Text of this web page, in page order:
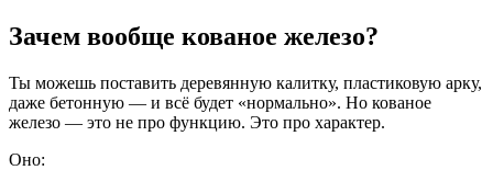
Зачем вообще кованое железо?
Ты можешь поставить деревянную калитку, пластиковую арку,
даже бетонную — и всё будет «нормально». Но кованое
железо — это не про функцию. Это про характер.
Оно: